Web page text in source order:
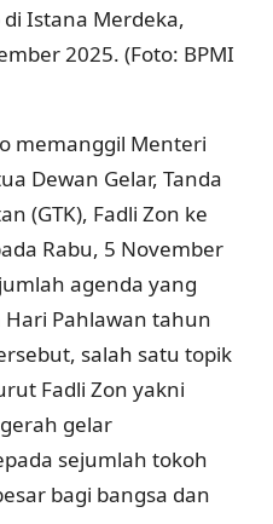
Istana Merdeka,
2025. (Foto: BPMI
memanggil Menteri
Dewan Gelar, Tanda
(GTK), Fadli Zon ke
Rabu, 5 November
agenda yang
Pahlawan tahun
salah satu topik
Fadli Zon yakni
gelar
sejumlah tokoh
bagi bangsa dan